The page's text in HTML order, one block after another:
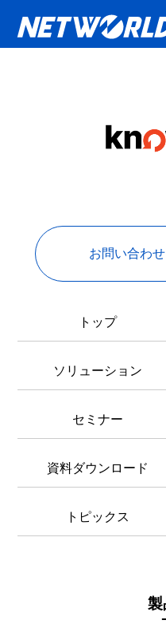
お問い合わ
トップ
ソリューション
セミナー
資料ダウンロード
トピックス
製